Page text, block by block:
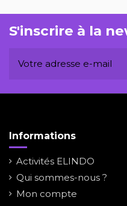
S'inscrire à la
Informations
Activités ELINDO
Qui sommes-nous ?
Mon compte